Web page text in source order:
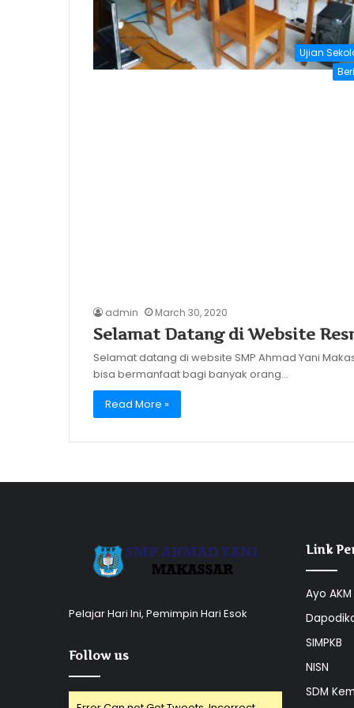
Ujian
admin March 30, 2020
Selamat Datang di Website
Selamat datang di website SMP Ahmad Yani
bisa bermanfaat bagi banyak orang…
Read More »
Pelajar Hari Ini, Pemimpin Hari Esok
Follow us
Link
Ayo AKM
SIMPKB
NISN
SDM